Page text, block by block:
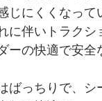
じにくくなって
に伴いトラク
ーの快適で安
ばっちりで、